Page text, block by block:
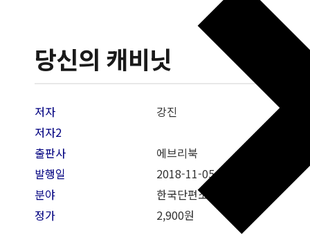
당신의 캐비닛
저자
강진
저자2
출판사
에브리북
발행일
2018-11-05
분야
한국단편소설
정가
2,900원